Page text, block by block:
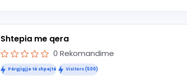
Shtepia me qera
0 Rekomandime
Përgjigjje të shpejtë Visitors (500)